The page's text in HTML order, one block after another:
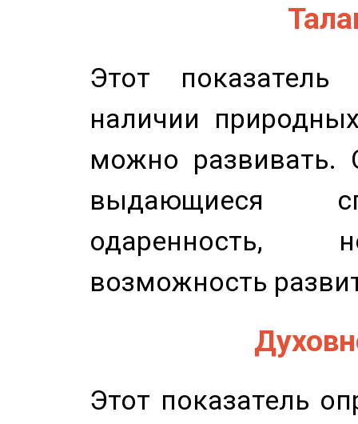
Этот показатель
наличии
можно развивать.
выдающиеся
одаренность,
возможность
Этот показатель